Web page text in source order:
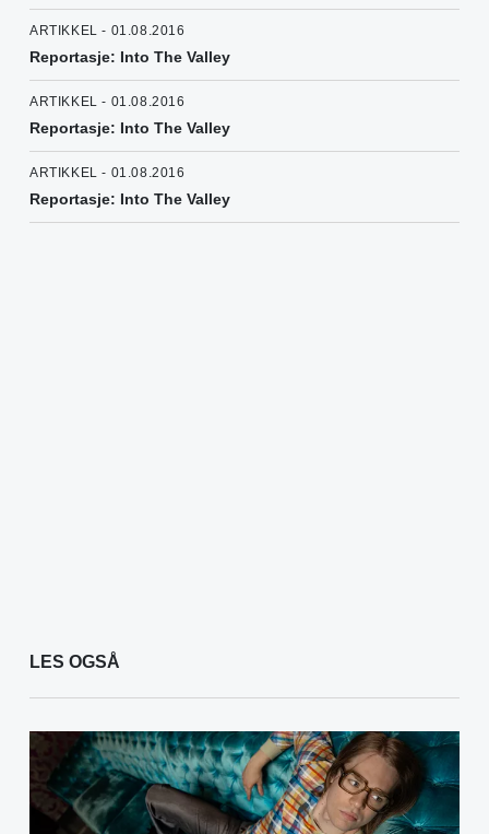
ARTIKKEL - 01.08.2016
Reportasje: Into The Valley
ARTIKKEL - 01.08.2016
Reportasje: Into The Valley
ARTIKKEL - 01.08.2016
Reportasje: Into The Valley
LES OGSÅ